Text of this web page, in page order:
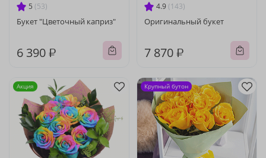
5 (53)
Букет "Цветочный каприз"
6 390 ₽
4.9 (143)
Оригинальный букет
7 870 ₽
Акция Крупный бутон